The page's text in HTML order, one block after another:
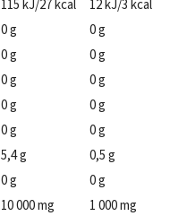
115 kJ/27 kcal
12 kJ/3 kcal
0 g
0 g
0 g
0 g
0 g
0 g
0 g
0 g
0 g
0 g
5,4 g
0,5 g
0 g
0 g
10 000 mg
1 000 mg